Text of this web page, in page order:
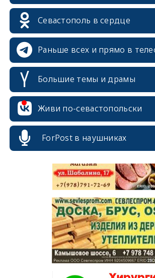
Севастополь в сердце
Раньше всех и прямо в
Большие темы и драмы
Живи по-севастопольски
ForPost в наушниках